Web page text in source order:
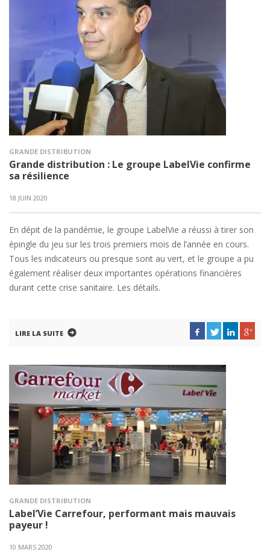
GRANDE DISTRIBUTION
Grande distribution : Le groupe LabelVie confirme
sa résilience
18 JUIN 2020
En dépit de la pandémie, le groupe LabelVie a réussi à tirer son
épingle du jeu sur les trois premiers mois de l’année en cours.
Tous les indicateurs ou presque sont au vert, et le groupe a pu
également réaliser deux importantes opérations financières
durant cette crise sanitaire. Les détails.
LIRE LA SUITE
GRANDE DISTRIBUTION
Label’Vie Carrefour, performant mais mauvais
payeur !
10 MARS 2020